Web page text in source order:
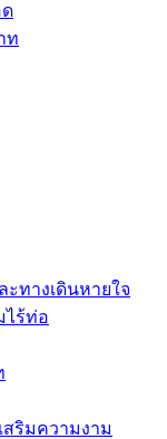
ท
ทางเดินหายใจ
ไร้ท่อ
ริมความงาม